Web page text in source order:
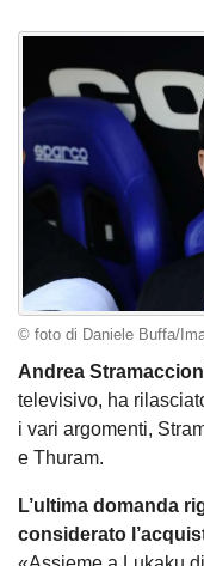
© foto di Daniele Buffa/
Andrea
televisivo, ha
i vari argomenti,
e Thuram.
L’ultima domanda
considerato